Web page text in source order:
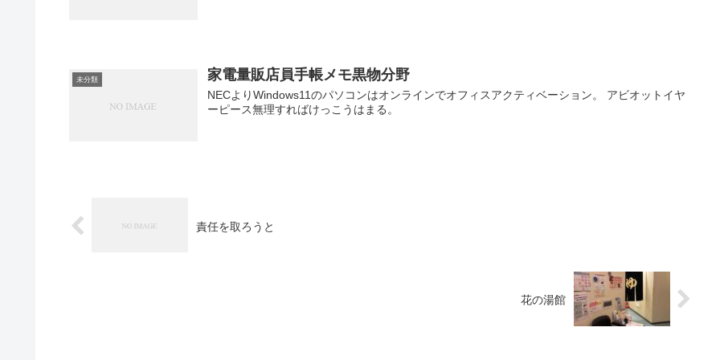
未分類 家電量販店員手帳メモ黒物分野
NECよりWindows11のパソコンはオンラインでオフィスアクティベーション。 アビオットイヤ
ーピース無理すればけっこうはまる。
責任を取ろうと
花の湯館